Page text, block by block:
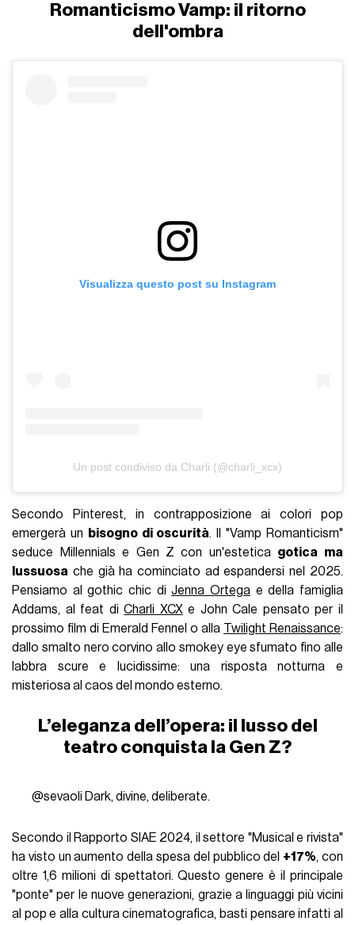
Romanticismo Vamp: il ritorno
dell'ombra
Visualizza questo post su Instagram
Un post condiviso da Charli (@charli_xcx)
Secondo Pinterest, in contrapposizione ai colori pop
emergerà un
bisogno di oscurità. Il "Vamp Romanticism"
seduce Millennials e Gen Z con un'estetica gotica ma
lussuosa che già ha cominciato ad espandersi nel 2025.
Pensiamo al gothic chic diJenna Ortega e della famiglia
Addams, al feat diCharli XCX e John Cale pensato per il
prossimo film di Emerald Fennel o alla Twilight Renaissance:
dallo smalto nero corvino allo smokey eye sfumato fino alle
labbra scure e lucidissime: una risposta notturna e
misteriosa al caos del mondo esterno.
L’eleganza dell’opera: il lusso del
teatro conquista la Gen Z?
@sevaoli Dark, divine, deliberate.
Secondo il Rapporto SIAE 2024, il settore "Musical e rivista"
ha visto un aumento della spesa del pubblico del +17%, con
oltre 1,6 milioni di spettatori. Questo genere è il principale
"ponte" per le nuove generazioni, grazie a linguaggi più vicini
al pop e alla cultura cinematografica, basti pensare infatti al